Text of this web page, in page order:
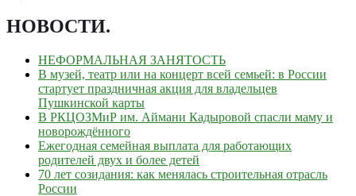
НОВОСТИ.
НЕФОРМАЛЬНАЯ ЗАНЯТОСТЬ
В музей, театр или на концерт всей семьей: в России
стартует праздничная акция для владельцев
Пушкинской карты
В РКЦОЗМиР им. Аймани Кадыровой спасли маму и
новорождённого
Ежегодная семейная выплата для работающих
родителей двух и более детей
70 лет созидания: как менялась строительная отрасль
России